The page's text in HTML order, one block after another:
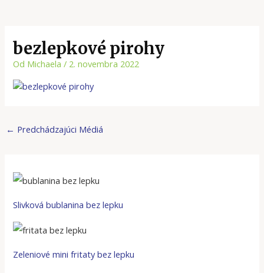
bezlepkové pirohy
Od Michaela/ 2. novembra 2022
← Predchádzajúci Médiá
Slivková bublanina bez lepku
Zeleniové mini fritaty bez lepku